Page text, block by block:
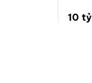
10 tỷ